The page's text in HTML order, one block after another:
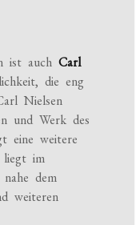
ist auchCarl
die eng
Nielsen
und Werk des
eine weitere
liegt im
dem
weiteren